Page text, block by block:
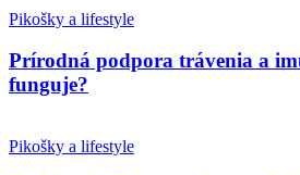
Pikošky a lifestyle
Prírodná podpora trávenia a
funguje?
Pikošky a lifestyle